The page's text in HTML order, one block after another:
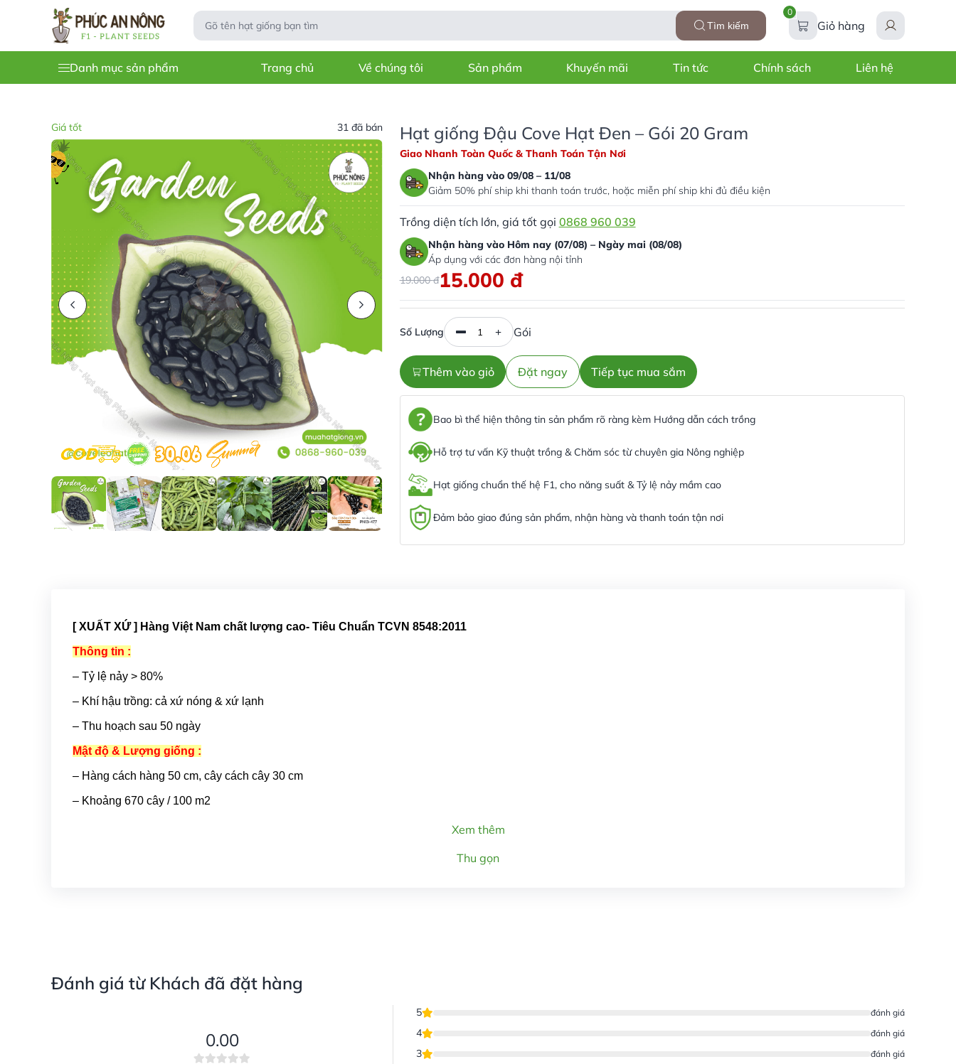
Tìm kiếm
0
Giỏ hàng
Danh mục sản phẩm Trang chủ Về chúng tôi Sản phẩm Khuyến mãi Tin tức Chính sách Liên hệ
Giá tốt 31 đã bán Hạt giống Đậu Cove Hạt Đen – Gói 20 Gram
Giao Nhanh Toàn Quốc & Thanh Toán Tận Nơi
Nhận hàng vào 09/08 – 11/08
Giảm 50% phí ship khi thanh toán trước, hoặc miễn phí ship khi đủ điều kiện
Trồng diện tích lớn, giá tốt gọi 0868 960 039
Nhận hàng vào Hôm nay (07/08) – Ngày mai (08/08)
Áp dụng với các đơn hàng nội tỉnh
19.000đ15.000 đ
Số Lượng Gói
Thêm vào giỏ Đặt ngay Tiếp tục mua sắm
Bao bì thể hiện thông tin sản phẩm rõ ràng kèm Hướng dẫn cách trồng
Hỗ trợ tư vấn Kỹ thuật trồng & Chăm sóc từ chuyên gia Nông nghiệp
Hạt giống chuẩn thế hệ F1, cho năng suất & Tỷ lệ nảy mầm cao
Đảm bảo giao đúng sản phẩm, nhận hàng và thanh toán tận nơi
[ XUẤT XỨ ] Hàng Việt Nam chất lượng cao- Tiêu Chuẩn TCVN 8548:2011
Thông tin :
– Tỷ lệ nảy > 80%
– Khí hậu trồng: cả xứ nóng & xứ lạnh
– Thu hoạch sau 50 ngày
Mật độ & Lượng giống :
– Hàng cách hàng 50 cm, cây cách cây 30 cm
– Khoảng 670 cây / 100 m2
Xem thêm
Thu gọn
Đánh giá từ Khách đã đặt hàng
0.00
5 đánh giá
4 đánh giá
3 đánh giá